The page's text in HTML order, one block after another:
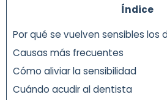
Índice
Por qué se vuelven sensibles los
Causas más frecuentes
Cómo aliviar la sensibilidad
Cuándo acudir al dentista